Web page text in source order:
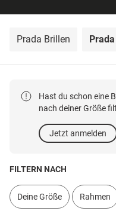
Prada Brillen
Hast du schon eine
nach deiner Größe
Jetzt anmelden
FILTERN NACH
Deine Größe Rahmen